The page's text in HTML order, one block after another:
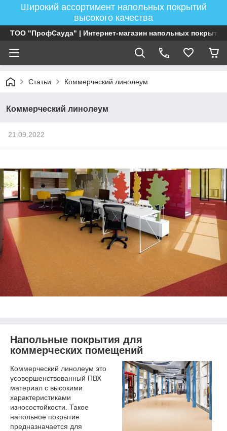
Широкий ассортимент напольных покрытий
высокого качества
ТОО "ПрофСауда" | Интернет-магазин напольных покрытий
Статьи Коммерческий линолеум
Коммерческий линолеум
21.09.2022
Напольные покрытия для
коммерческих помещений
Коммерческий линолеум это
усовершенствованный ПВХ
материал с высокими
характеристиками
износостойкости. Такое
напольное покрытие
предназначается для